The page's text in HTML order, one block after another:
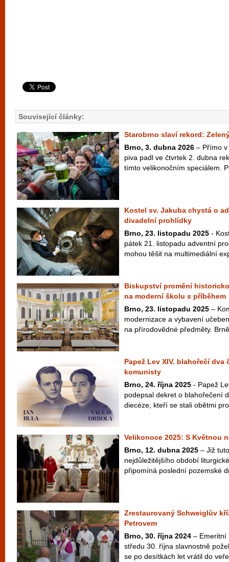
Související články:
Starobrno slaví rekord:
Brno, 3. dubna 2026 – Přímo
piva padl ve čtvrtek 2. dubna
tímto velikonočním speciálem.
Kostel sv. Jakuba chystá o
divadelní prohlídky
Brno, 23. listopadu 2025 -
pátek 21. listopadu adventní
mohou těšit na multimediální
Biskupství promění
na moderní školu s příběhem
Brno, 23. listopadu 2025 –
modernizace a vybavení
na přírodovědné předměty.
Papež Lev XIV. blahořečí dva
komunisty
Brno, 24. října 2025 - Papež
podepsal dekret o blahořečení
diecéze, kteří se stali obětmi
Velikonoce 2025: S Květnou
Brno, 12. dubna 2025 – Již
nejdůležitějšího období
připomíná poslední pozemské
Zrestaurovaný Schweiglův
Petrovem
Brno, 30. října 2024 – Emeritní
středu 30. října slavnostně
se po desítkách let vrátil do